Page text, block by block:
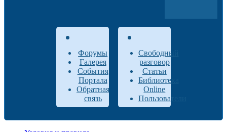
Форумы
Галерея
События
Портала
Обратная
связь
Свободный
разговор
Статьи
Библиотека
Online
Пользователи